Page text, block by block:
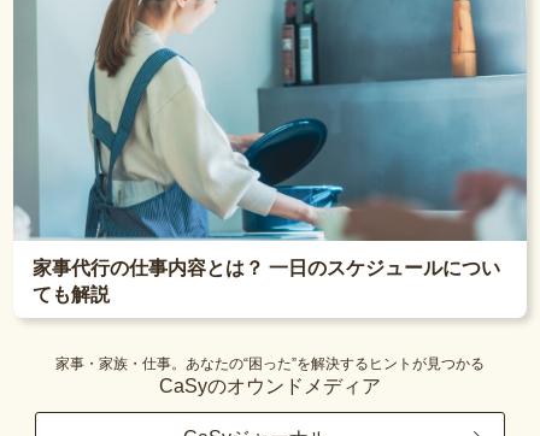
家事代行の仕事内容とは？ 一日のスケジュールについ
ても解説
家事・家族・仕事。あなたの“困った”を解決するヒントが見つかる
CaSyのオウンドメディア